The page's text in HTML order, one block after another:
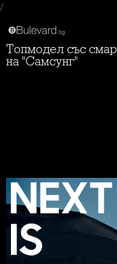
/
Топмодел със смартфон от модния каталог
на "Самсунг"